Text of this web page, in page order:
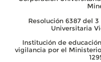
Resolución 6387 del
Universitaria
Institución de
vigilancia por el